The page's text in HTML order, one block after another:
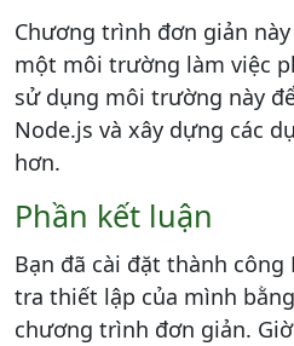
Chương trình đơn giản
một môi trường làm việc
sử dụng môi trường này
Node.js và xây dựng các
hơn.
Phần kết luận
Bạn đã cài đặt thành công
tra thiết lập của mình
chương trình đơn giản.